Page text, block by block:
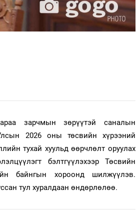
зарчмын зөрүүтэй саналын
2026 оны төсвийн хүрээний
тухай хуульд өөрчлөлт оруулах
бэлтгүүлэхээр Төсвийн
байнгын хороонд шилжүүлэв.
тул хуралдаан өндөрлөлөө.